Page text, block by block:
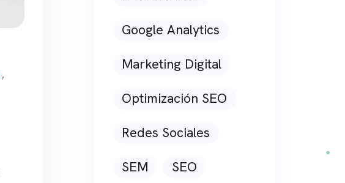
,
Google Analytics
Marketing Digital
Optimización SEO
Redes Sociales
SEM SEO